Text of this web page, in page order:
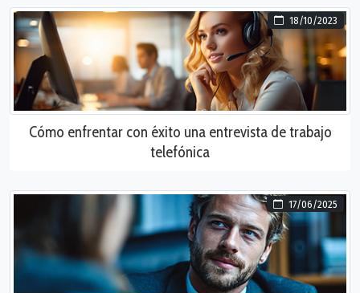
18/10/2023
Cómo enfrentar con éxito una entrevista de trabajo
telefónica
17/06/2025